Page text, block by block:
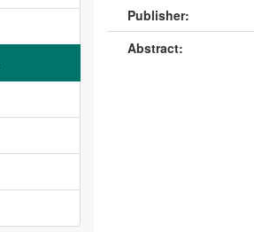
Publisher:
Abstract: